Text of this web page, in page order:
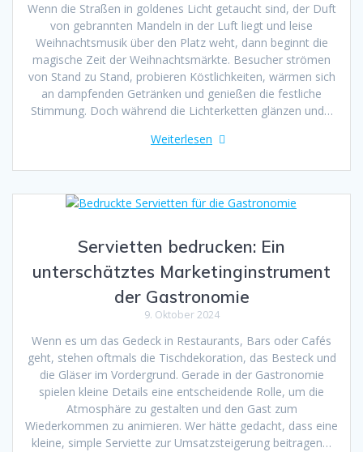
Wenn die Straßen in goldenes Licht getaucht sind, der Duft
von gebrannten Mandeln in der Luft liegt und leise
Weihnachtsmusik über den Platz weht, dann beginnt die
magische Zeit der Weihnachtsmärkte. Besucher strömen
von Stand zu Stand, probieren Köstlichkeiten, wärmen sich
an dampfenden Getränken und genießen die festliche
Stimmung. Doch während die Lichterketten glänzen und…
Weiterlesen
Servietten bedrucken: Ein
unterschätztes Marketinginstrument
der Gastronomie
9. Oktober 2024
Wenn es um das Gedeck in Restaurants, Bars oder Cafés
geht, stehen oftmals die Tischdekoration, das Besteck und
die Gläser im Vordergrund. Gerade in der Gastronomie
spielen kleine Details eine entscheidende Rolle, um die
Atmosphäre zu gestalten und den Gast zum
Wiederkommen zu animieren. Wer hätte gedacht, dass eine
kleine, simple Serviette zur Umsatzsteigerung beitragen…